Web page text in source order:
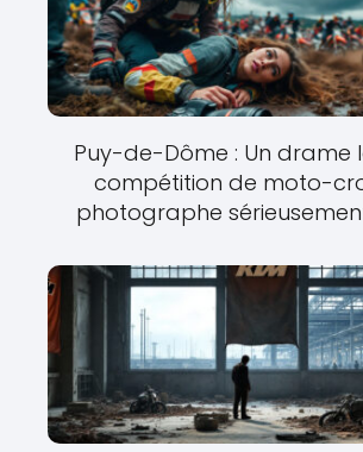
Puy-de-Dôme : Un drame
compétition de moto-
photographe